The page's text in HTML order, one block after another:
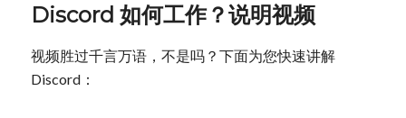
Discord 如何工作？说明视频
视频胜过千言万语，不是吗？下面为您快速讲解
Discord：